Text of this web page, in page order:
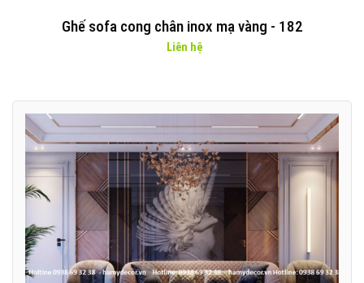
Ghế sofa cong chân inox mạ vàng - 182
Liên hệ